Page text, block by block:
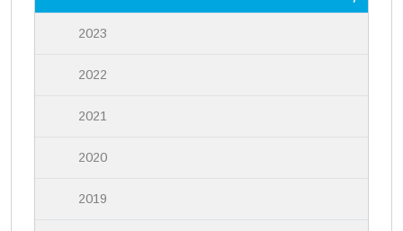
2023
2022
2021
2020
2019